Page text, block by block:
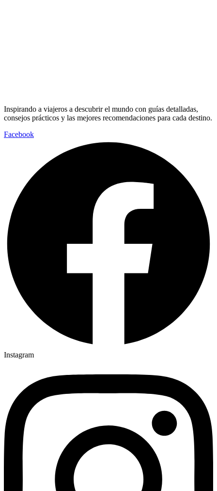
Inspirando a viajeros a descubrir el mundo con guías detalladas,
consejos prácticos y las mejores recomendaciones para cada destino.
Facebook
Instagram